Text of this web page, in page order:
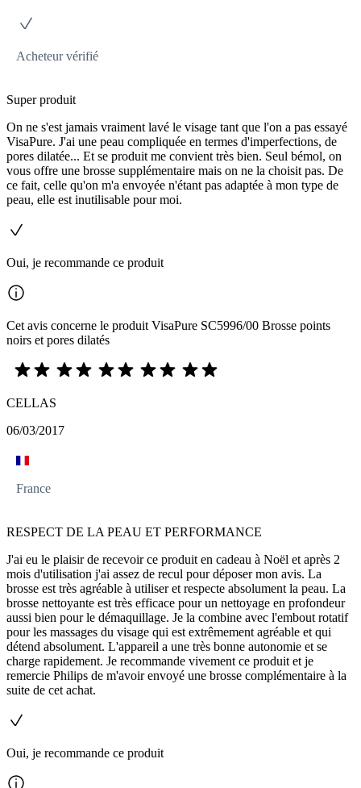
Acheteur vérifié
Super produit
On ne s'est jamais vraiment lavé le visage tant que l'on a pas essayé
VisaPure. J'ai une peau compliquée en termes d'imperfections, de
pores dilatée... Et se produit me convient très bien. Seul bémol, on
vous offre une brosse supplémentaire mais on ne la choisit pas. De
ce fait, celle qu'on m'a envoyée n'étant pas adaptée à mon type de
peau, elle est inutilisable pour moi.
Oui, je recommande ce produit
Cet avis concerne le produit VisaPure SC5996/00 Brosse points
noirs et pores dilatés
CELLAS
06/03/2017
France
RESPECT DE LA PEAU ET PERFORMANCE
J'ai eu le plaisir de recevoir ce produit en cadeau à Noël et après 2
mois d'utilisation j'ai assez de recul pour déposer mon avis. La
brosse est très agréable à utiliser et respecte absolument la peau. La
brosse nettoyante est très efficace pour un nettoyage en profondeur
aussi bien pour le démaquillage. Je la combine avec l'embout rotatif
pour les massages du visage qui est extrêmement agréable et qui
détend absolument. L'appareil a une très bonne autonomie et se
charge rapidement. Je recommande vivement ce produit et je
remercie Philips de m'avoir envoyé une brosse complémentaire à la
suite de cet achat.
Oui, je recommande ce produit